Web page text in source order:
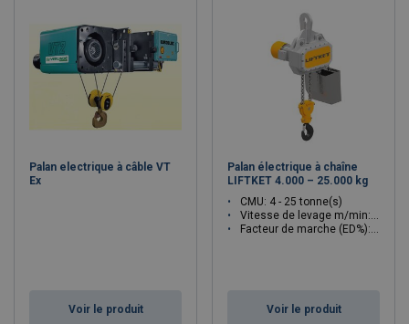
Palan electrique à câble VT
Ex
Voir le produit
Palan électrique à chaîne
LIFTKET 4.000 – 25.000 kg
CMU: 4 - 25 tonne(s)
Vitesse de levage m/min: 0.7 - 6.4
Facteur de marche (ED%): 10 - 60
Voir le produit